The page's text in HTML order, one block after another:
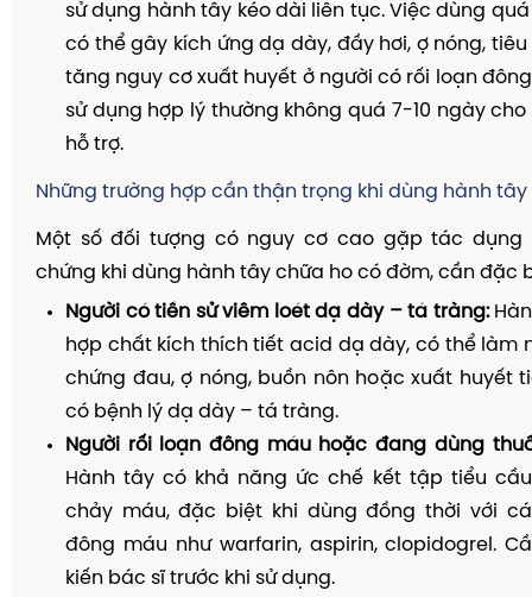
sử dụng hành tây kéo dài liên tục. Việc dùng
có thể gây kích ứng dạ dày, đầy hơi, ợ nóng,
tăng nguy cơ xuất huyết ở người có rối loạn
sử dụng hợp lý thường không quá 7-10 ngày
hỗ trợ.
Những trường hợp cần thận trọng khi dùng hành tây
Một số đối tượng có nguy cơ cao gặp tác dụng
chứng khi dùng hành tây chữa ho có đờm, cần đặc
Người có tiền sử viêm loét dạ dày – tá tràng:
hợp chất kích thích tiết acid dạ dày, có thể làm
chứng đau, ợ nóng, buồn nôn hoặc xuất huyết
có bệnh lý dạ dày – tá tràng.
Người rối loạn đông máu hoặc đang dùng
Hành tây có khả năng ức chế kết tập tiểu
chảy máu, đặc biệt khi dùng đồng thời với
đông máu như warfarin, aspirin, clopidogrel.
kiến bác sĩ trước khi sử dụng.